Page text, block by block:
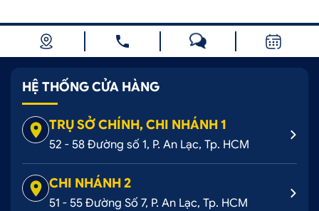
HỆ THỐNG CỬA HÀNG
TRỤ SỞ CHÍNH, CHI NHÁNH 1
52 - 58 Đường số 1, P. An Lạc, Tp. HCM
CHI NHÁNH 2
51 - 55 Đường Số 7, P. An Lạc, Tp. HCM